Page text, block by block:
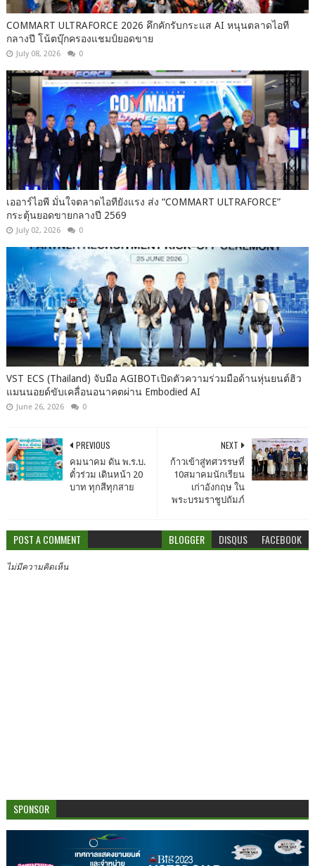
COMMART ULTRAFORCE 2026 คึกคักรับกระแส AI หนุนตลาดไอที
กลางปี โน้ตบุ๊กครองแชมป์ยอดขาย
July 08, 2026 0
เออาร์ไอพี มั่นใจตลาดไอทียังแรง ส่ง “COMMART ULTRAFORCE”
กระตุ้นยอดขายกลางปี 2569
July 02, 2026 0
VST ECS (Thailand) จับมือ AGIBOTเปิดตัวความร่วมมือด้านหุ่นยนต์ฮิว
แมนนอยด์ขับเคลื่อนอนาคตผ่าน Embodied AI
June 26, 2026 0
NEXT
ก้าวเข้าสู่ทศวรรษที่
10สมาคมนักเรียน
เก่าอังกฤษ ใน
พระบรมราชูปถัมภ์
PREVIOUS
คมนาคม ดัน พ.ร.บ.
ตั๋วร่วม เดินหน้า 20
บาท ทุกสีทุกสาย
POST A COMMENT BLOGGER DISQUS FACEBOOK
ไม่มีความคิดเห็น
SPONSOR